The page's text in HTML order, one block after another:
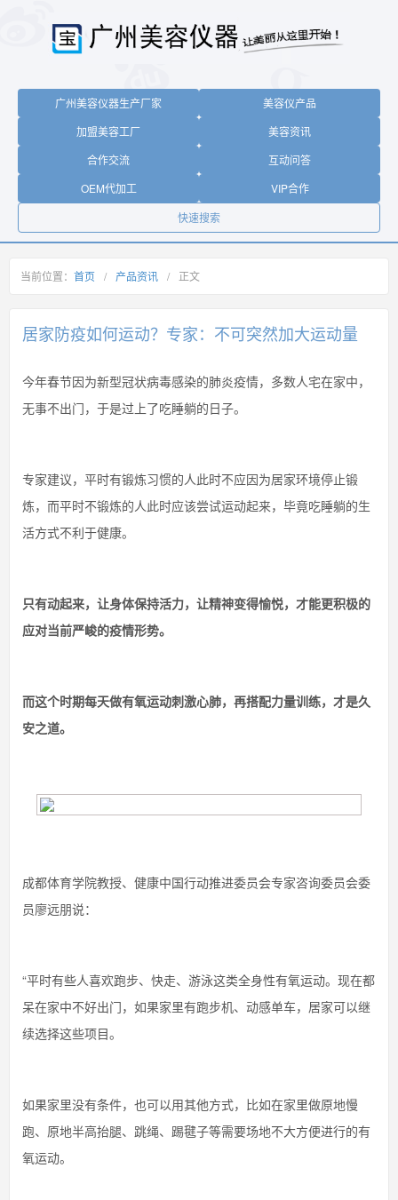
广州美容仪器生产厂家
美容仪产品
加盟美容工厂
美容资讯
合作交流
互动问答
OEM代加工
VIP合作
快速搜索
当前位置： 首页 / 产品资讯 / 正文
居家防疫如何运动？专家：不可突然加大运动量
今年春节因为新型冠状病毒感染的肺炎疫情，多数人宅在家中，
无事不出门，于是过上了吃睡躺的日子。
专家建议，平时有锻炼习惯的人此时不应因为居家环境停止锻
炼，而平时不锻炼的人此时应该尝试运动起来，毕竟吃睡躺的生
活方式不利于健康。
只有动起来，让身体保持活力，让精神变得愉悦，才能更积极的
应对当前严峻的疫情形势。
而这个时期每天做有氧运动刺激心肺，再搭配力量训练，才是久
安之道。
成都体育学院教授、健康中国行动推进委员会专家咨询委员会委
员廖远朋说：
“平时有些人喜欢跑步、快走、游泳这类全身性有氧运动。现在都
呆在家中不好出门，如果家里有跑步机、动感单车，居家可以继
续选择这些项目。
如果家里没有条件，也可以用其他方式，比如在家里做原地慢
跑、原地半高抬腿、跳绳、踢毽子等需要场地不大方便进行的有
氧运动。